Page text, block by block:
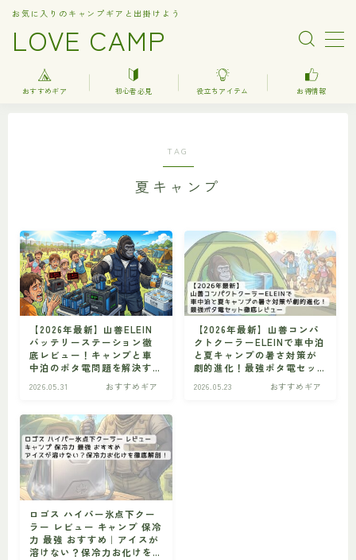
LOVE CAMP
お気に入りのキャンプギアと出掛けよう
調理器具関連（kitchenware）
車中泊
お得情報
楽天お得情報
ビギナー 初心者の方へ
おすすめギア 初心者必見 役立ちアイテム お得情報
TAG
夏キャンプ
【2026年最新】山善ELEIN
バッテリーステーション徹
底レビュー！キャンプと車
中泊のポタ電問題を解決す
る最強エコシステム
2026.05.31 おすすめギア
【2026年最新】山善コンパ
クトクーラーELEINで車中泊
と夏キャンプの暑さ対策が
劇的進化！最強ポタ電セッ
2026.05.23 おすすめギア
ロゴス ハイパー氷点下クー
ラー レビュー キャンプ 保冷
力 最強 おすすめ｜アイスが
溶けない？保冷力お化けを